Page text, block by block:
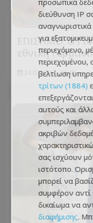
ΕΠΙΣΗΜΟ: Ο
εθνική
24.07.2026 - 12:48
προσωπικά
διεύθυνση IP
αναγνωριστικά
για
περιεχόμενο,
περιεχομένου,
βελτίωση
τρίτων (1884)
αυτούς και
ακριβών
σας ισχύουν
ιστότοπο.
μπορεί να
συμφέρον αντί
δικαίωμα να
διαφήμισης.